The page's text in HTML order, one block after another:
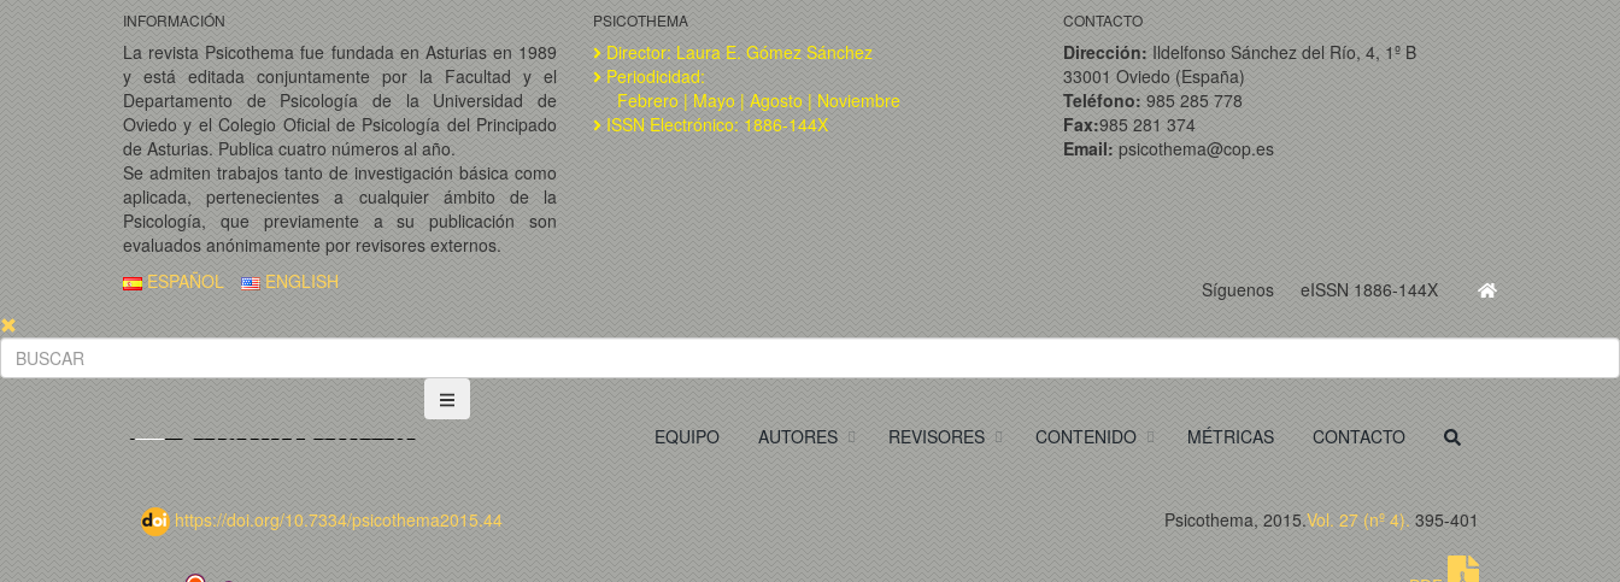
INFORMACIÓN
La revista Psicothema fue fundada en Asturias en 1989
y está editada conjuntamente por la Facultad y el
Departamento de Psicología de la Universidad de
Oviedo y el Colegio Oficial de Psicología del Principado
de Asturias. Publica cuatro números al año.
Se admiten trabajos tanto de investigación básica como
aplicada, pertenecientes a cualquier ámbito de la
Psicología, que previamente a su publicación son
evaluados anónimamente por revisores externos.
PSICOTHEMA
Director: Laura E. Gómez Sánchez
Periodicidad:
Febrero | Mayo | Agosto | Noviembre
ISSN Electrónico: 1886-144X
CONTACTO
Dirección: Ildelfonso Sánchez del Río, 4, 1º B
33001 Oviedo (España)
Teléfono: 985 285 778
Fax:985 281 374
Email: psicothema@cop.es
Síguenos eISSN 1886-144X
ESPAÑOL ENGLISH
EQUIPO AUTORES REVISORES CONTENIDO MÉTRICAS CONTACTO
https://doi.org/10.7334/psicothema2015.44 Psicothema, 2015.Vol. 27 (nº 4). 395-401